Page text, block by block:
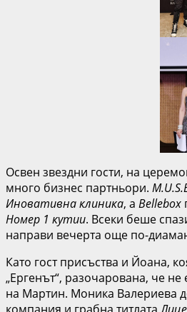
Освен звездни гости, на
много бизнес партньори.
Иновативна клиника, а Bellebox
Номер 1 кутии. Всеки беше
направи вечерта още по-
Като гост присъства и Йоана,
„Ергенът“, разочарована, че
на Мартин. Моника Валериева
компания и грабна титлата